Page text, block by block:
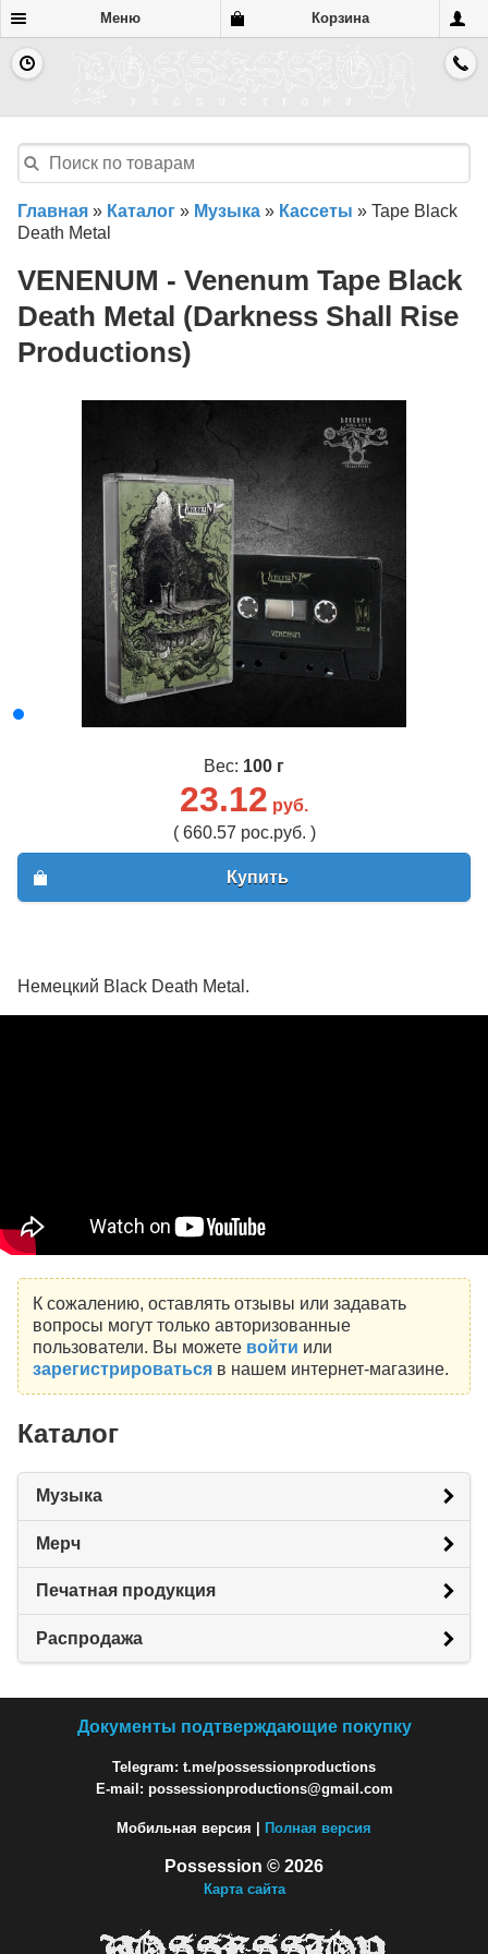
Меню Корзина
Главная » Каталог » Музыка » Кассеты » Tape Black
Death Metal
VENENUM - Venenum Tape Black
Death Metal (Darkness Shall Rise
Productions)
Вес: 100 г
23.12 руб.
( 660.57 рос.руб. )
Купить
Немецкий Black Death Metal.
К сожалению, оставлять отзывы или задавать
вопросы могут только авторизованные
пользователи. Вы можете войти или
зарегистрироватьсяв нашем интернет-магазине.
Каталог
Музыка
Мерч
Печатная продукция
Распродажа
Документы подтверждающие покупку
Telegram: t.me/possessionproductions
E-mail: possessionproductions@gmail.com
Мобильная версия | Полная версия
Possession © 2026
Карта сайта